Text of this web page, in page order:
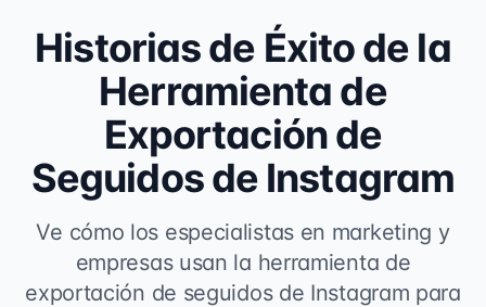
Historias de Éxito de la
Herramienta de
Exportación de
Seguidos de Instagram
Ve cómo los especialistas en marketing y
empresas usan la herramienta de
exportación de seguidos de Instagram para